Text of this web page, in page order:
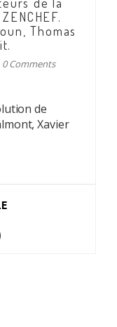
Thomas
0 Comments
de
Xavier